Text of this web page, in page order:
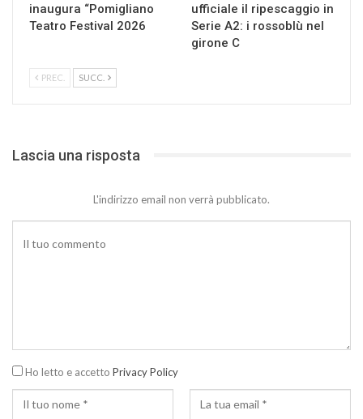
inaugura “Pomigliano
Teatro Festival 2026
ufficiale il ripescaggio in
Serie A2: i rossoblù nel
girone C
PREC. SUCC.
Lascia una risposta
L'indirizzo email non verrà pubblicato.
Ho letto e accetto Privacy Policy